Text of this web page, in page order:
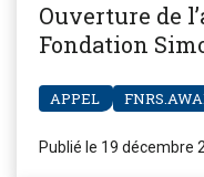
Ouverture de
Fondation
APPEL
Publié le 19 décembre